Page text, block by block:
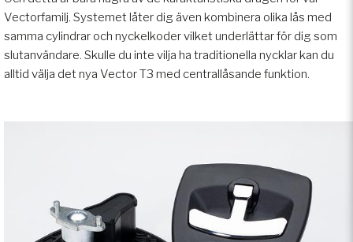
Vectorfamilj. Systemet låter dig även kombinera olika lås med
samma cylindrar och nyckelkoder vilket underlättar för dig som
slutanvändare. Skulle du inte vilja ha traditionella nycklar kan du
alltid välja det nya Vector T3 med centrallåsande funktion.